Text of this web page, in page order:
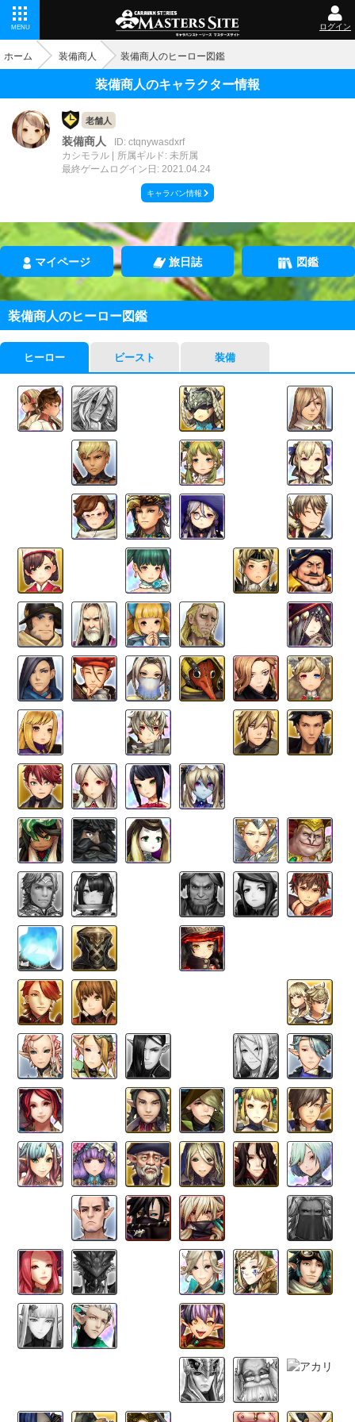
MENU ログイン
ホーム 装備商人 装備商人のヒーロー図鑑
装備商人のキャラクター情報
老舗人
装備商人
ID: ctqnywasdxrf
カシモラル
所属ギルド: 未所属
最終ゲームログイン日: 2021.04.24
キャラバン情報
マイページ 旅日誌 図鑑
装備商人のヒーロー図鑑
ヒーロー ビースト 装備